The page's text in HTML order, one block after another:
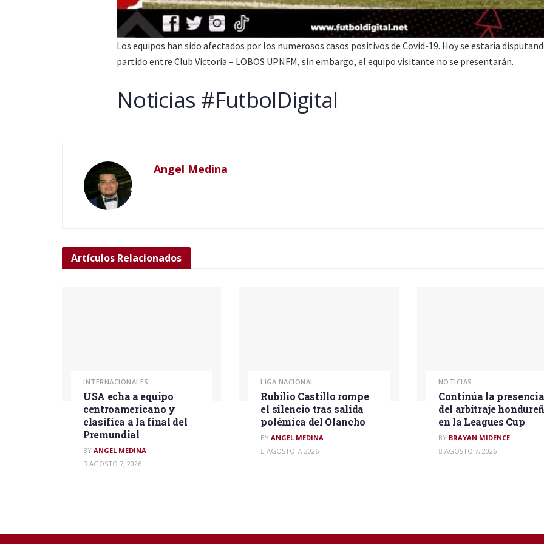
Los equipos han sido afectados por los numerosos casos positivos de Covid-19. Hoy se estaría
partido entre Club Victoria – LOBOS UPNFM, sin embargo, el equipo visitante no se presentarán.
Noticias #FutbolDigital
Angel Medina
Artículos Relacionados
INTERNACIONALES
USA echa a equipo
centroamericano y
clasifica a la final del
Premundial
BY ANGEL MEDINA
AGOSTO 7, 2026
LIGA NACIONAL
Rubilio Castillo rompe
el silencio tras salida
polémica del Olancho
BY ANGEL MEDINA
AGOSTO 7, 2026
NOTICIAS
Continúa la presencia
del arbitraje
en la Leagues Cup
BY BRAYAN MIDENCE
AGOSTO 7, 2026